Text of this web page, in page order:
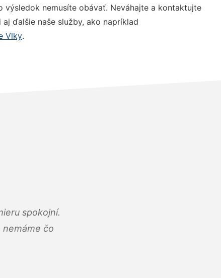
výsledok nemusíte obávať. Neváhajte a kontaktujte
ďalšie naše služby, ako napríklad
Vlky.
spokojní.
čo